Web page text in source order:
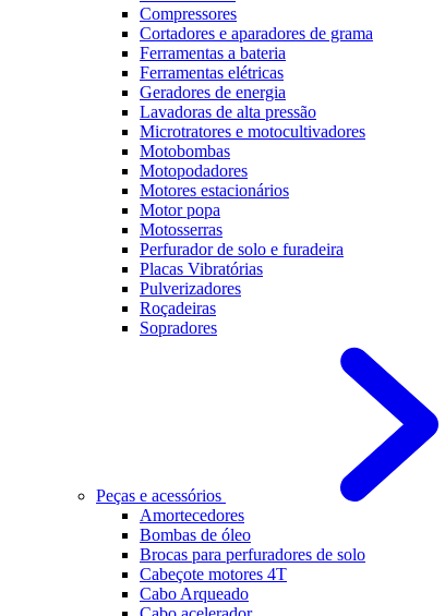
Compressores
Cortadores e aparadores de grama
Ferramentas a bateria
Ferramentas elétricas
Geradores de energia
Lavadoras de alta pressão
Microtratores e motocultivadores
Motobombas
Motopodadores
Motores estacionários
Motor popa
Motosserras
Perfurador de solo e furadeira
Placas Vibratórias
Pulverizadores
Roçadeiras
Sopradores
Peças e acessórios
Amortecedores
Bombas de óleo
Brocas para perfuradores de solo
Cabeçote motores 4T
Cabo Arqueado